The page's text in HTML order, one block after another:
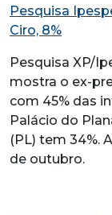
Pesquisa
Ciro, 8%
Pesquisa XP/
mostra o ex-
com 45% das
Palácio do
(PL) tem 34%.
de outubro.